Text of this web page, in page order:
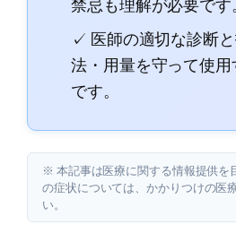
✓ 医師の適切な診断
法・用量を守って使
です。
※ 本記事は医療に関する情報提供を
の症状については、かかりつけの医
い。